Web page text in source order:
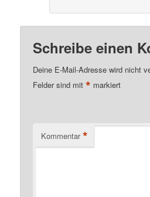
Schreibe einen
Deine E-Mail-Adresse wird nicht
Felder sind mit* markiert
Kommentar *